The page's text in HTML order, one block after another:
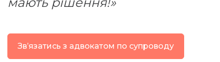
Звʼязатись з адвокатом по супроводу